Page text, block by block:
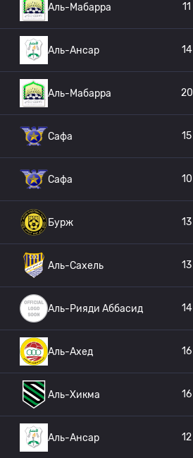
Аль-Мабарра 11
Аль-Ансар 14
Аль-Мабарра 20
Сафа 15
Сафа 10
Бурж 13
Аль-Сахель 13
Аль-Рияди Аббасид 14
Аль-Ахед 16
Аль-Хикма 16
Аль-Ансар 12